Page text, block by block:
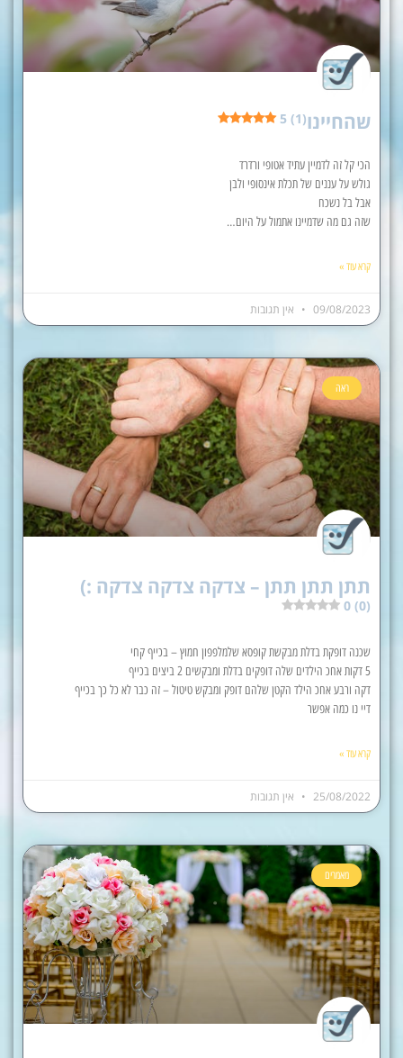
שהחיינו5 (1)
הכי קל זה לדמיין עתיד אטופי ורדרד
גולש על עננים של תכלת אינסופי ולבן
אבל בל נשכח
שזה גם מה שדמיינו אתמול על היום…
קרא עוד »
09/08/2023 אין תגובות
ראה
תתן תתן תתן – צדקה צדקה צדקה :)
0 (0)
שכנה דופקת בדלת מבקשת קופסא שלמלפפון חמוץ – בכייף קחי
5 דקות אחכ הילדים שלה דופקים בדלת ומבקשים 2 ביצים בכייף
דקה ורבע אחכ הילד הקטן שלהם דופק ומבקש טיטול – זה כבר לא כל כך בכייף
דיי נו כמה אפשר
קרא עוד »
25/08/2022 אין תגובות
מאמרים